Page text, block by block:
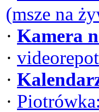
(msze na
· Kamera
·
·
·